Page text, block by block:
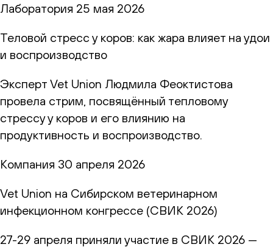
Лаборатория 25 мая 2026
Теловой стресс у коров: как жара влияет на удои
и воспроизводство
Эксперт Vet Union Людмила Феоктистова
провела стрим, посвящённый тепловому
стрессу у коров и его влиянию на
продуктивность и воспроизводство.
Компания 30 апреля 2026
Vet Union на Сибирском ветеринарном
инфекционном конгрессе (СВИК 2026)
27-29 апреля приняли участие в СВИК 2026 —